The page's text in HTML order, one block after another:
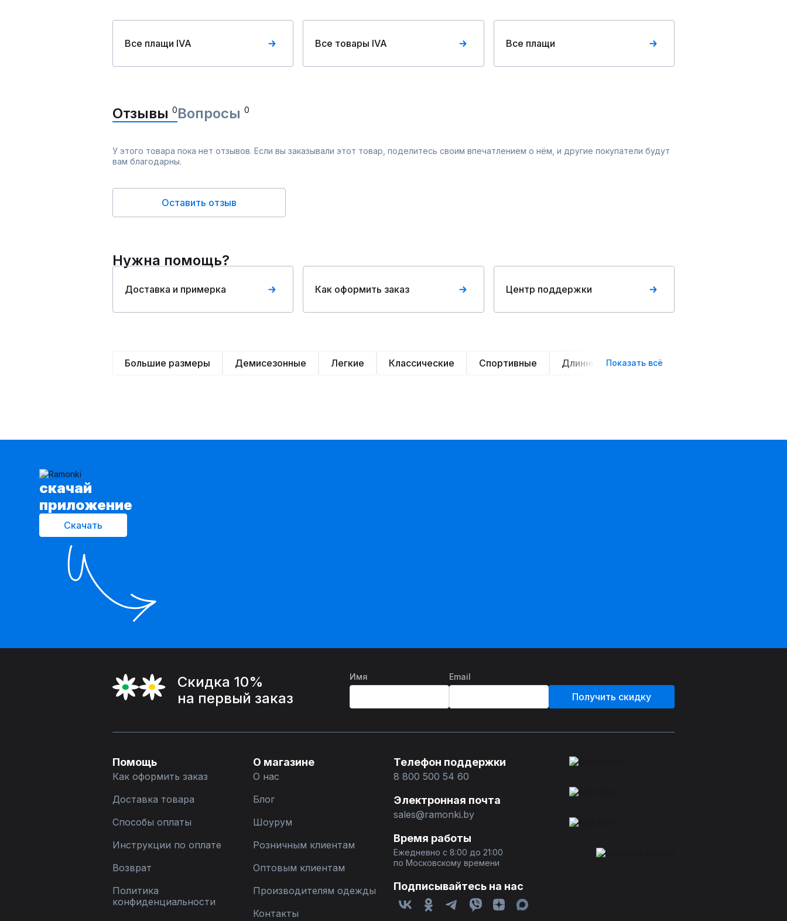
Все плащи IVA Все товары IVA Все плащи
Отзывы 0Вопросы 0
У этого товара пока нет отзывов. Если вы заказывали этот товар, поделитесь своим впечатлением о нём, и другие покупатели будут
вам благодарны.
Оставить отзыв
Нужна помощь?
Доставка и примерка Как оформить заказ Центр поддержки
Большие размеры Демисезонные Легкие Классические Спортивные Длинные Короткие
Показать всё
cкачай
приложение
Скачать
Скидка 10%
на первый заказ
Имя Email
Получить скидку
Помощь
Как оформить заказ
Доставка товара
Способы оплаты
Инструкции по оплате
Возврат
Политика
конфиденциальности
О магазине
О нас
Блог
Шоурум
Розничным клиентам
Оптовым клиентам
Производителям одежды
Контакты
Телефон поддержки
8 800 500 54 60
Электронная почта
sales@ramonki.by
Время работы
Ежедневно с 8:00 до 21:00
по Московскому времени
Подписывайтесь на нас